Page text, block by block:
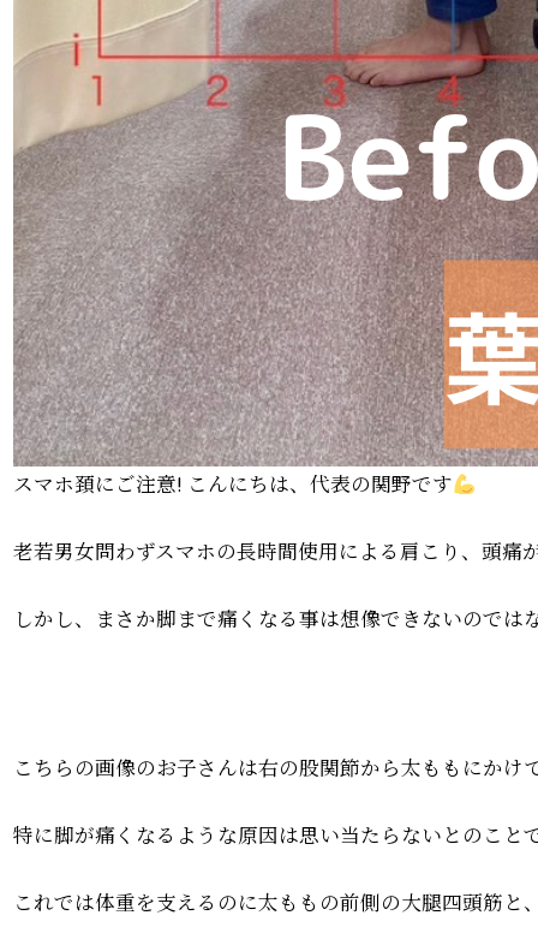
スマホ頚にご注意! こんにちは、代表の関野です
老若男女問わずスマホの長時間使用による肩こり、頭
しかし、まさか脚まで痛くなる事は想像できないのでは
こちらの画像のお子さんは右の股関節から太ももにか
特に脚が痛くなるような原因は思い当たらないとのこ
これでは体重を支えるのに太ももの前側の大腿四頭筋